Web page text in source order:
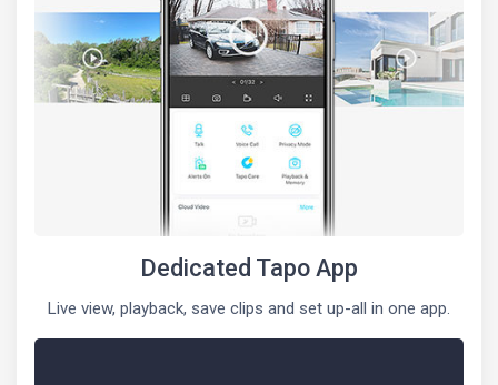
Dedicated Tapo App
Live view, playback, save clips and set up-all in one app.